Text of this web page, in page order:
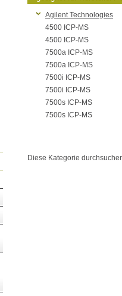
Agilent Technologies
4500 ICP-MS
4500 ICP-MS
7500a ICP-MS
7500a ICP-MS
7500i ICP-MS
7500i ICP-MS
7500s ICP-MS
7500s ICP-MS
Diese Kategorie